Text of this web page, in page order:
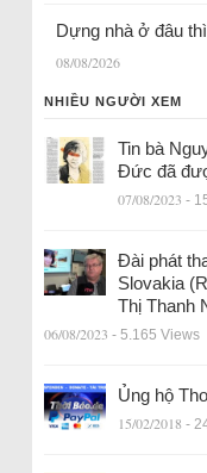
Dựng nhà ở đâu
08/08/2026
NHIỀU NGƯỜI XEM
Tin bà
Đức đã
07/08/2023 -
Đài phát
Slovakia
Thị Thanh
06/08/2023 - 5.165 Views
Ủng hộ
15/02/2018 -